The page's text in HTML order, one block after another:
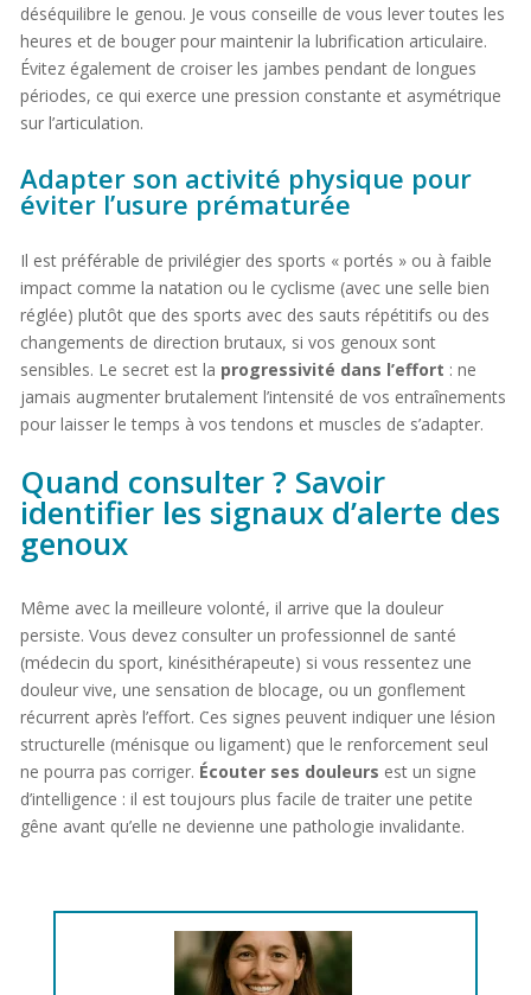
déséquilibre le genou. Je vous conseille de vous lever toutes les
heures et de bouger pour maintenir la lubrification articulaire.
Évitez également de croiser les jambes pendant de longues
périodes, ce qui exerce une pression constante et asymétrique
sur l’articulation.
Adapter son activité physique pour
éviter l’usure prématurée
Il est préférable de privilégier des sports « portés » ou à faible
impact comme la natation ou le cyclisme (avec une selle bien
réglée) plutôt que des sports avec des sauts répétitifs ou des
changements de direction brutaux, si vos genoux sont
sensibles. Le secret est la progressivité dans l’effort : ne
jamais augmenter brutalement l’intensité de vos entraînements
pour laisser le temps à vos tendons et muscles de s’adapter.
Quand consulter ? Savoir
identifier les signaux d’alerte des
genoux
Même avec la meilleure volonté, il arrive que la douleur
persiste. Vous devez consulter un professionnel de santé
(médecin du sport, kinésithérapeute) si vous ressentez une
douleur vive, une sensation de blocage, ou un gonflement
récurrent après l’effort. Ces signes peuvent indiquer une lésion
structurelle (ménisque ou ligament) que le renforcement seul
ne pourra pas corriger. Écouter ses douleurs est un signe
d’intelligence : il est toujours plus facile de traiter une petite
gêne avant qu’elle ne devienne une pathologie invalidante.